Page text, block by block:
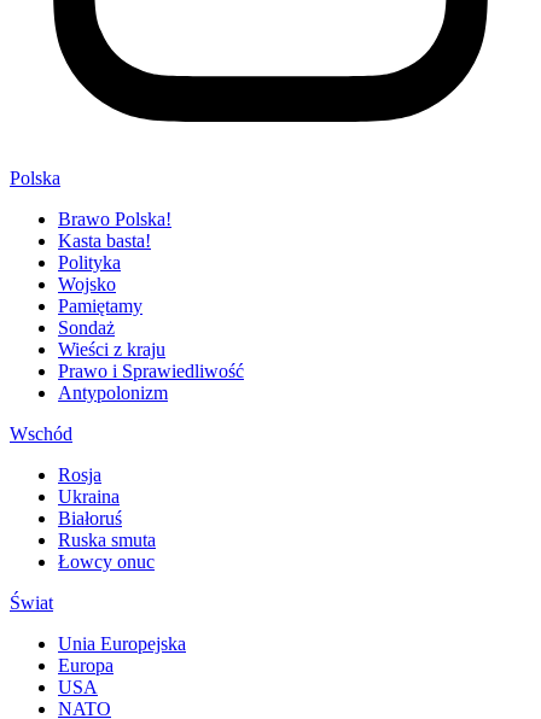
Polska
Brawo Polska!
Kasta basta!
Polityka
Wojsko
Pamiętamy
Sondaż
Wieści z kraju
Prawo i Sprawiedliwość
Antypolonizm
Wschód
Rosja
Ukraina
Białoruś
Ruska smuta
Łowcy onuc
Świat
Unia Europejska
Europa
USA
NATO